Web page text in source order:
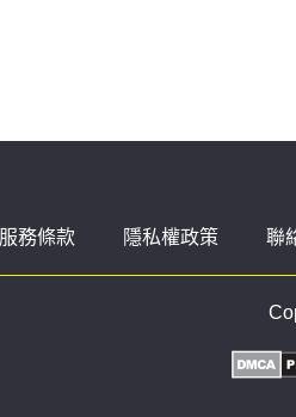
服務條款 隱私權政策 聯